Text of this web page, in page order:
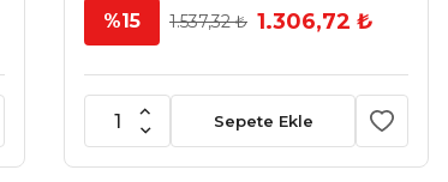
%15 1.537,32 ₺ 1.306,72 ₺
Sepete Ekle